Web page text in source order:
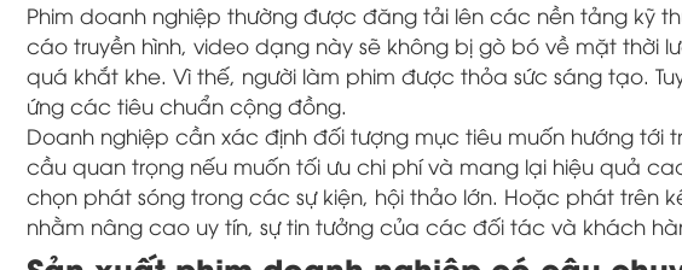
Phim doanh nghiệp thường được đăng tải lên các nền tảng kỹ
cáo truyền hình, video dạng này sẽ không bị gò bó về mặt thời
quá khắt khe. Vì thế, người làm phim được thỏa sức sáng tạo.
ứng các tiêu chuẩn cộng đồng.
Doanh nghiệp cần xác định đối tượng mục tiêu muốn hướng tới
cầu quan trọng nếu muốn tối ưu chi phí và mang lại hiệu quả
chọn phát sóng trong các sự kiện, hội thảo lớn. Hoặc phát trên
nhằm nâng cao uy tín, sự tin tưởng của các đối tác và khách